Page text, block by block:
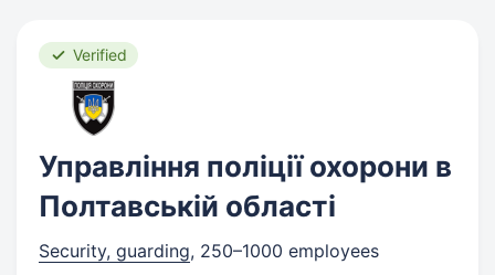
Verified
Управління поліції охорони в
Полтавській області
Security, guarding, 250–1000 employees